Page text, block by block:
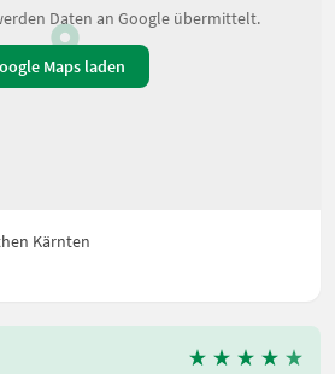
Daten an Google übermittelt.
Maps laden
Kärnten